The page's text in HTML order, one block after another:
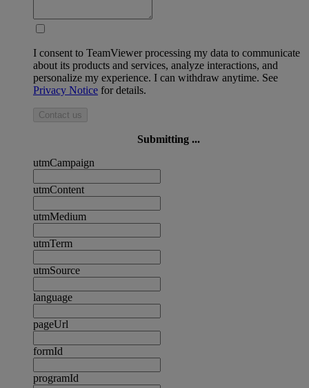
I consent to TeamViewer processing my data to communicate
about its products and services, analyze interactions, and
personalize my experience. I can withdraw anytime. See
Privacy Notice for details.
Contact us
Submitting ...
utmCampaign
utmContent
utmMedium
utmTerm
utmSource
language
pageUrl
formId
programId